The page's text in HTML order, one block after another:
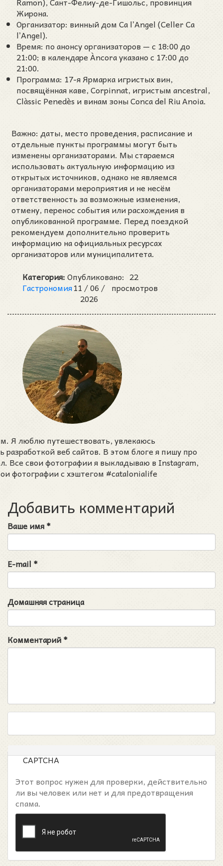
Жирона.
Организатор: винный дом Ca l’Angel (Celler Ca
l’Angel).
Время: по анонсу организаторов — с 18:00 до
21:00; в календаре Àncora указано с 17:00 до
21:00.
Программа: 17-я Ярмарка игристых вин,
посвящённая каве, Corpinnat, игристым ancestral,
Clàssic Penedès и винам зоны Conca del Riu Anoia.
Важно: даты, место проведения, расписание и
отдельные пункты программы могут быть
изменены организаторами. Мы стараемся
использовать актуальную информацию из
открытых источников, однако не являемся
организаторами мероприятия и не несём
ответственность за возможные изменения,
отмену, перенос события или расхождения в
опубликованной программе. Перед поездкой
рекомендуем дополнительно проверить
информацию на официальных ресурсах
организаторов или муниципалитета.
Категория:
Гастрономия
Опубликовано:
11 /06 /
2026
22
просмотров
Я люблю путешествовать, увлекаюсь
веб сайтов. В этом блоге я пишу про
Все свои фотографии я выкладываю в Instagram,
фотографии с хэштегом #catalonialife
Добавить комментарий
Ваше имя*
E-mail *
Домашняя страница
Комментарий*
CAPTCHA
Этот вопрос нужен для проверки, действительно
ли вы человек или нет и для предотвращения
спама.